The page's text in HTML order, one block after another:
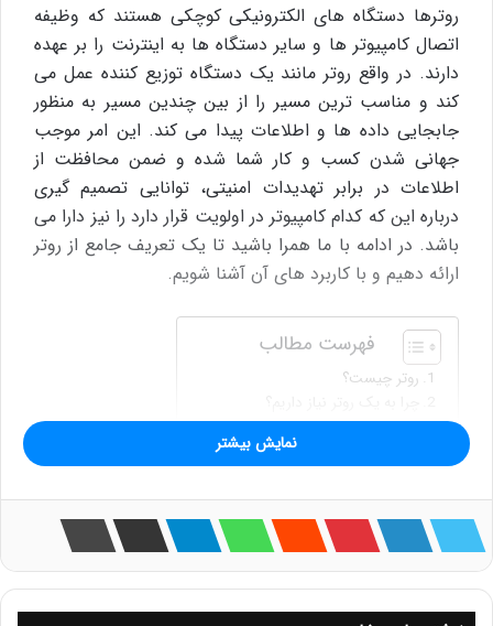
روترها دستگاه های الکترونیکی کوچکی هستند که وظیفه
اتصال کامپیوتر ها و سایر دستگاه ها به اینترنت را بر عهده
دارند. در واقع روتر مانند یک دستگاه توزیع کننده عمل می
کند و مناسب ترین مسیر را از بین چندین مسیر به منظور
جابجایی داده ها و اطلاعات پیدا می کند. این امر موجب
جهانی شدن کسب و کار شما شده و ضمن محافظت از
اطلاعات در برابر تهدیدات امنیتی، توانایی تصمیم گیری
درباره این که کدام کامپیوتر در اولویت قرار دارد را نیز دارا می
باشد. در ادامه با ما همرا باشید تا یک تعریف جامع از روتر
ارائه دهیم و با کاربرد های آن آشنا شویم.
فهرست مطالب
روتر چیست؟
روترها برای شبکه‌های تجاری و اینترنت
چه تفاوتی بین مودم‌ و روتر وجود دارد؟
خرید روتر های سیسکو
روتر چیست؟
نمایش بیشتر